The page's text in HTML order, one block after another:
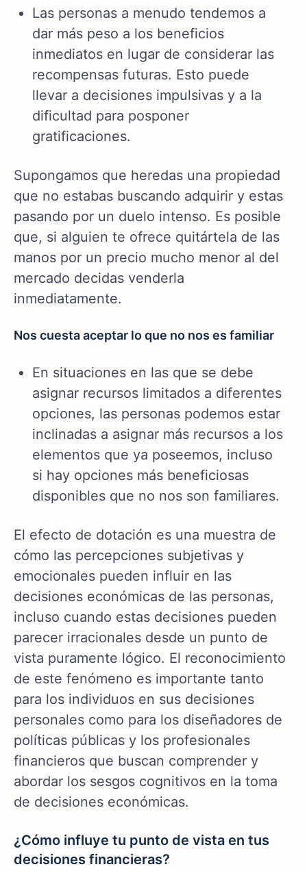
Las personas a menudo tendemos a
dar más peso a los beneficios
inmediatos en lugar de considerar las
recompensas futuras. Esto puede
llevar a decisiones impulsivas y a la
dificultad para posponer
gratificaciones.
Supongamos que heredas una propiedad
que no estabas buscando adquirir y estas
pasando por un duelo intenso. Es posible
que, si alguien te ofrece quitártela de las
manos por un precio mucho menor al del
mercado decidas venderla
inmediatamente.
Nos cuesta aceptar lo que no nos es familiar
En situaciones en las que se debe
asignar recursos limitados a diferentes
opciones, las personas podemos estar
inclinadas a asignar más recursos a los
elementos que ya poseemos, incluso
si hay opciones más beneficiosas
disponibles que no nos son familiares.
El efecto de dotación es una muestra de
cómo las percepciones subjetivas y
emocionales pueden influir en las
decisiones económicas de las personas,
incluso cuando estas decisiones pueden
parecer irracionales desde un punto de
vista puramente lógico. El reconocimiento
de este fenómeno es importante tanto
para los individuos en sus decisiones
personales como para los diseñadores de
políticas públicas y los profesionales
financieros que buscan comprender y
abordar los sesgos cognitivos en la toma
de decisiones económicas.
¿Cómo influye tu punto de vista en tus
decisiones financieras?